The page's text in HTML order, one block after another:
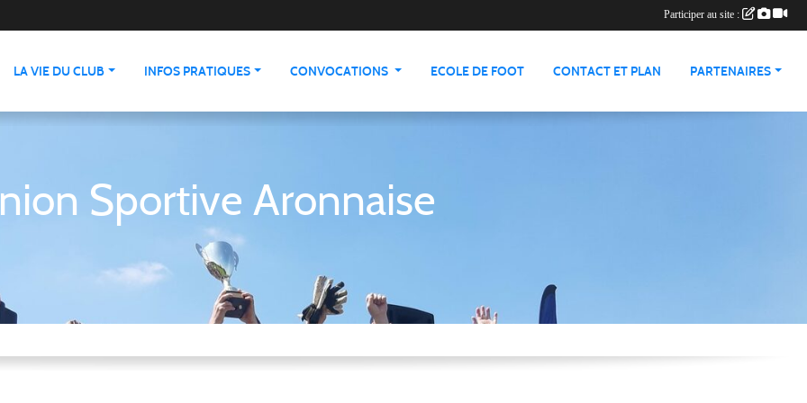
LA VIE DU CLUB INFOS PRATIQUES CONVOCATIONS ECOLE DE FOOT CONTACT ET PLAN PARTENAIRES
Sportive Aronnaise
Participer au site :